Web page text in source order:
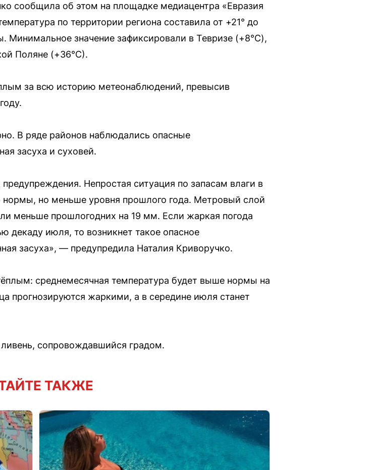
сообщила об этом на площадке медиацентра «Евразия
по территории региона составила от +21° до
Минимальное значение зафиксировали в Тевризе (+8°C),
Поляне (+36°С).
за всю историю метеонаблюдений, превысив
В ряде районов наблюдались опасные
засуха и суховей.
Непростая ситуация по запасам влаги в
но меньше уровня прошлого года. Метровый слой
меньше прошлогодних на 19 мм. Если жаркая погода
декаду июля, то возникнет такое опасное
засуха», — предупредила Наталия Криворучко.
среднемесячная температура будет выше нормы на
прогнозируются жаркими, а в середине июля станет
сопровождавшийся градом.
ТАКЖЕ